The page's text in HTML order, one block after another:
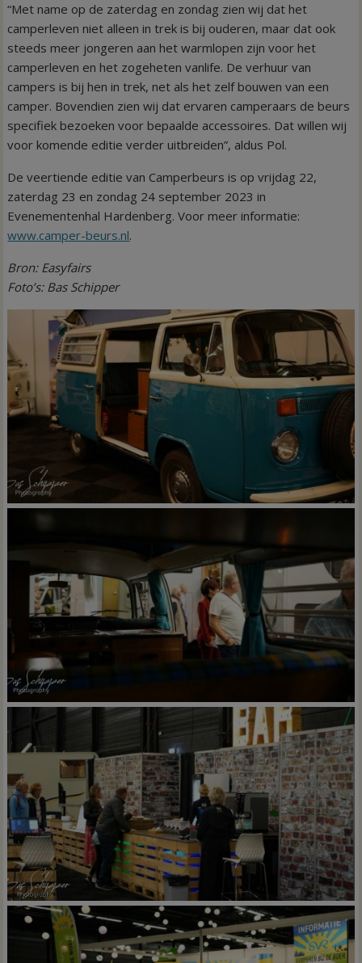
“Met name op de zaterdag en zondag zien wij dat het
camperleven niet alleen in trek is bij ouderen, maar dat ook
steeds meer jongeren aan het warmlopen zijn voor het
camperleven en het zogeheten vanlife. De verhuur van
campers is bij hen in trek, net als het zelf bouwen van een
camper. Bovendien zien wij dat ervaren camperaars de beurs
specifiek bezoeken voor bepaalde accessoires. Dat willen wij
voor komende editie verder uitbreiden”, aldus Pol.
De veertiende editie van Camperbeurs is op vrijdag 22,
zaterdag 23 en zondag 24 september 2023 in
Evenementenhal Hardenberg. Voor meer informatie:
www.camper-beurs.nl.
Bron: Easyfairs
Foto’s: Bas Schipper